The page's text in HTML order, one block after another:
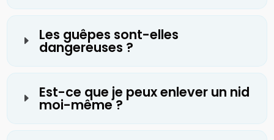
E Les guêpes sont-elles
dangereuses ?
E Est-ce que je peux enlever un nid
moi-même ?